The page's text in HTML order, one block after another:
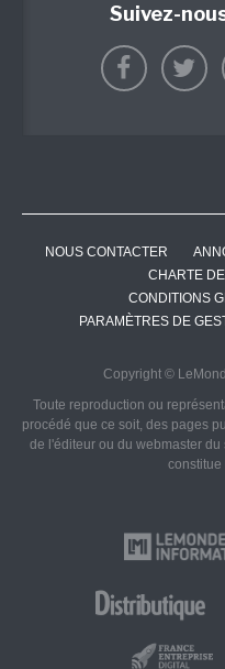
Suivez-
NOUS CONTACTER
CHARTE
CONDITIONS
PARAMÈTRES DE
Copyright ©
Toute reproduction ou
procédé que ce soit, des pages
de l'éditeur ou du webmaster
constitue